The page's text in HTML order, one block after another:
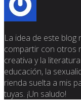
La idea de este blog
compartir con otros
creativa y la
educación, la
rienda suelta a mis
tuyas. ¡Un saludo!